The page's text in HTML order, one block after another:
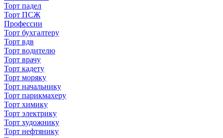
Торт падел
Торт ПСЖ
Профессии
Торт бухгалтеру
Торт вдв
Торт водителю
Торт врачу
Торт кадету
Торт моряку
Торт начальнику
Торт парикмахеру
Торт химику
Торт электрику
Торт художнику
Торт нефтянику